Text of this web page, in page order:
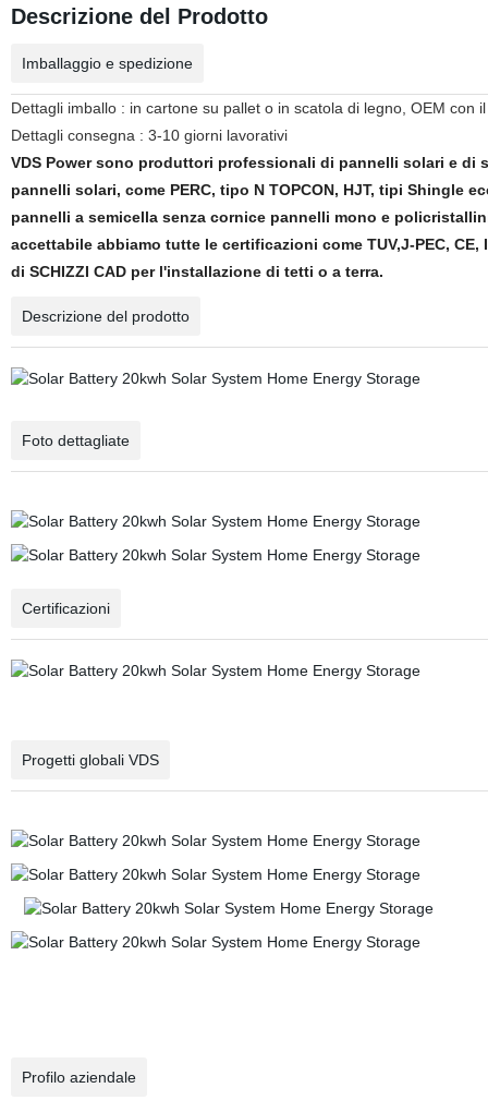
Descrizione del Prodotto
Imballaggio e spedizione
Dettagli imballo : in cartone su pallet o in scatola di legno, OEM con
Dettagli consegna : 3-10 giorni lavorativi
VDS Power sono produttori professionali di pannelli solari e di
pannelli solari, come PERC, tipo N TOPCON, HJT, tipi Shingle
pannelli a semicella senza cornice pannelli mono e
accettabile abbiamo tutte le certificazioni come TUV,J-PEC,
di SCHIZZI CAD per l'installazione di tetti o a terra.
Descrizione del prodotto
Foto dettagliate
Certificazioni
Progetti globali VDS
Profilo aziendale